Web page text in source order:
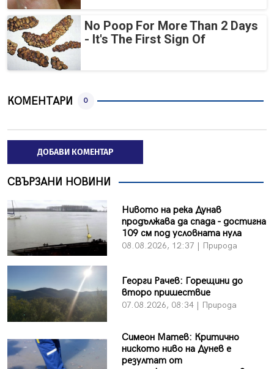
No Poop For More Than 2 Days
- It's The First Sign Of
КОМЕНТАРИ 0
ДОБАВИ КОМЕНТАР
СВЪРЗАНИ НОВИНИ
Нивото на река Дунав
продължава да спада - достигна
109 см под условната нула
08.08.2026, 12:37 | Природа
Георги Рачев: Горещини до
второ пришествие
07.08.2026, 08:34 | Природа
Симеон Матев: Критично
ниското ниво на Дунев е
резултат от